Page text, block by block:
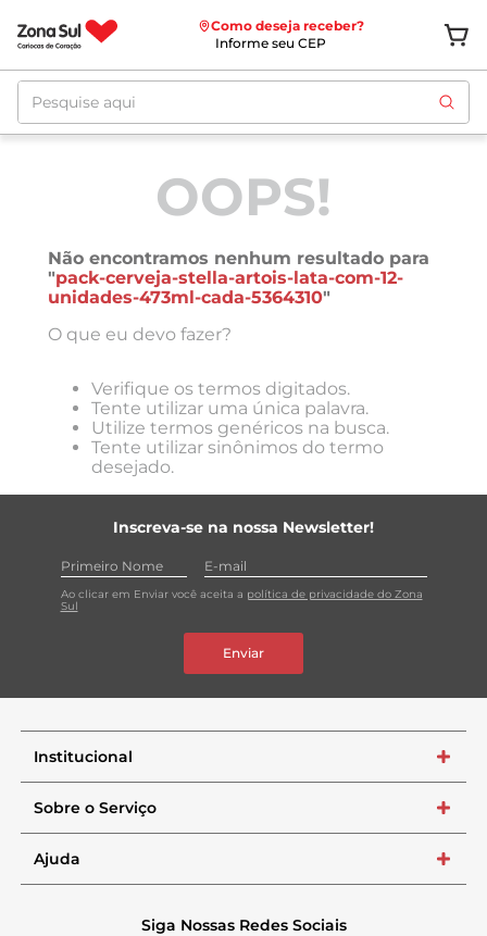
Como deseja receber?
Informe seu CEP
Pesquise aqui
OOPS!
Não encontramos nenhum resultado para
"pack-cerveja-stella-artois-lata-com-12-
unidades-473ml-cada-5364310"
O que eu devo fazer?
Verifique os termos digitados.
Tente utilizar uma única palavra.
Utilize termos genéricos na busca.
Tente utilizar sinônimos do termo
desejado.
Inscreva-se na nossa Newsletter!
Ao clicar em Enviar você aceita a política de privacidade do Zona
Sul
Enviar
Institucional +
Sobre o Serviço +
Ajuda +
Siga Nossas Redes Sociais